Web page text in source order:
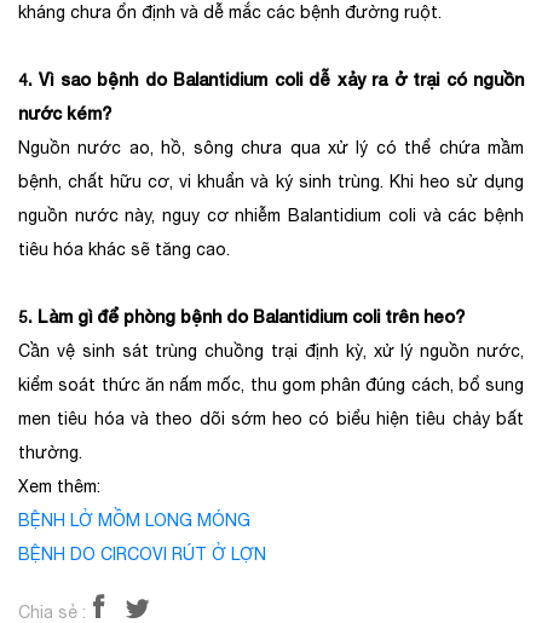
kháng chưa ổn định và dễ mắc các bệnh đường ruột.
4. Vì sao bệnh do Balantidium coli dễ xảy ra ở trại có nguồn
nước kém?
Nguồn nước ao, hồ, sông chưa qua xử lý có thể chứa mầm
bệnh, chất hữu cơ, vi khuẩn và ký sinh trùng. Khi heo sử dụng
nguồn nước này, nguy cơ nhiễm Balantidium coli và các bệnh
tiêu hóa khác sẽ tăng cao.
5. Làm gì để phòng bệnh do Balantidium coli trên heo?
Cần vệ sinh sát trùng chuồng trại định kỳ, xử lý nguồn nước,
kiểm soát thức ăn nấm mốc, thu gom phân đúng cách, bổ sung
men tiêu hóa và theo dõi sớm heo có biểu hiện tiêu chảy bất
thường.
Xem thêm:
BỆNH LỞ MỒM LONG MÓNG
BỆNH DO CIRCOVI RÚT Ở LỢN
Chia sẻ :